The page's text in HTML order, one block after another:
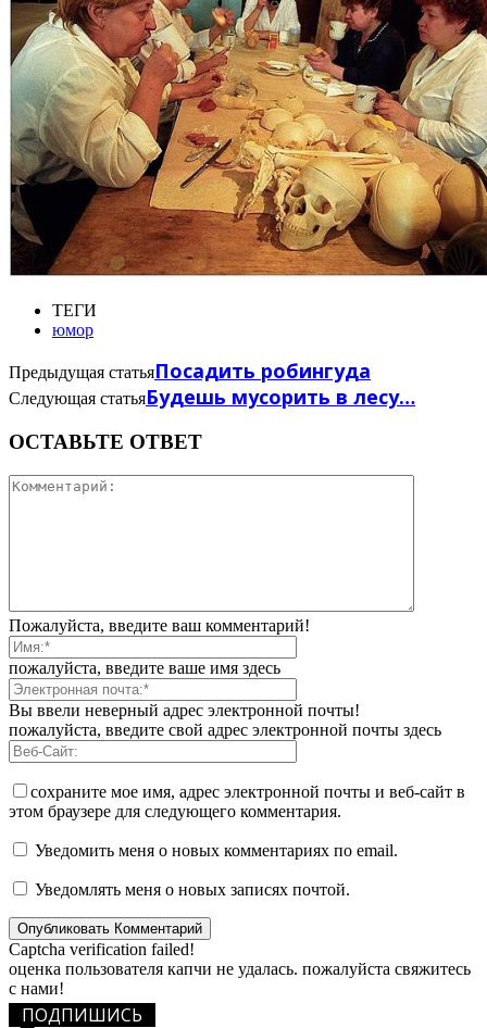
ТЕГИ
юмор
Предыдущая статьяПосадить робингуда
Следующая статьяБудешь мусорить в лесу…
ОСТАВЬТЕ ОТВЕТ
Пожалуйста, введите ваш комментарий!
пожалуйста, введите ваше имя здесь
Вы ввели неверный адрес электронной почты!
пожалуйста, введите свой адрес электронной почты здесь
сохраните мое имя, адрес электронной почты и веб-сайт в
этом браузере для следующего комментария.
Уведомить меня о новых комментариях по email.
Уведомлять меня о новых записях почтой.
Captcha verification failed!
оценка пользователя капчи не удалась. пожалуйста свяжитесь
с нами!
ПОДПИШИСЬ